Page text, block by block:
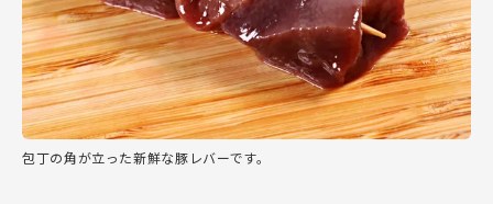
包丁の角が立った新鮮な豚レバーです。